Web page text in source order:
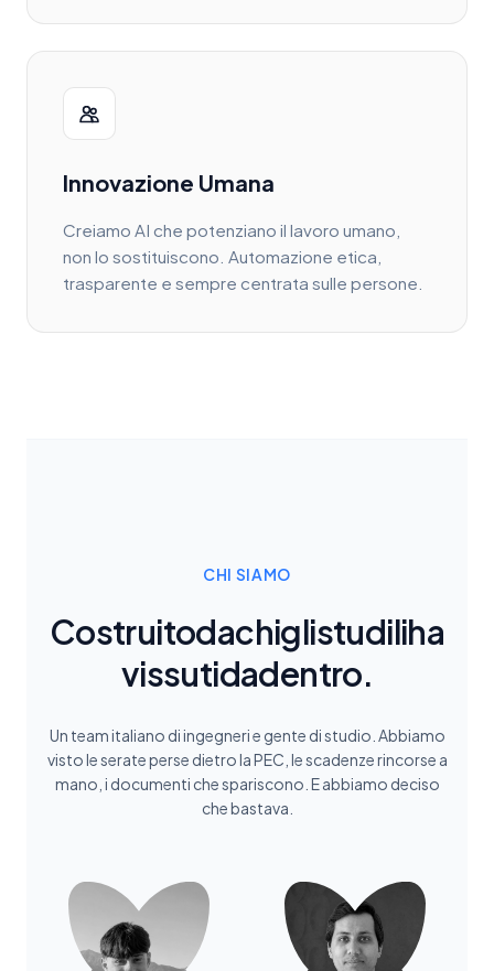
Innovazione Umana
Creiamo AI che potenziano il lavoro umano,
non lo sostituiscono. Automazione etica,
trasparente e sempre centrata sulle persone.
CHI SIAMO
Costruitodachiglistudiliha
vissutidadentro.
Un team italiano di ingegneri e gente di studio. Abbiamo
visto le serate perse dietro la PEC, le scadenze rincorse a
mano, i documenti che spariscono. E abbiamo deciso
che bastava.